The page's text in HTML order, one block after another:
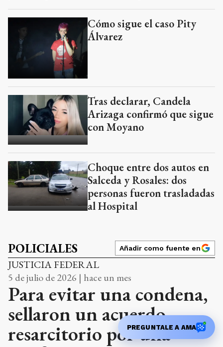
Cómo sigue el caso Pity
Álvarez
Tras declarar, Candela
Arizaga confirmó que sigue
con Moyano
Choque entre dos autos en
Salceda y Rosales: dos
personas fueron trasladadas
al Hospital
POLICIALES Añadir como fuente en
JUSTICIA FEDERAL
5 de julio de 2026 | hace un mes
Para evitar una condena,
sellaron un acuerdo
resarcitorio por una
PREGUNTALE A AMA